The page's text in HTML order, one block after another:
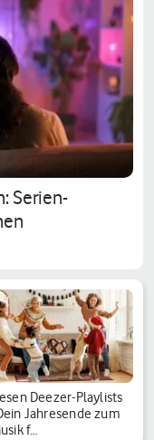
Serien-
Deezer-Playlists
Jahresende zum
f…